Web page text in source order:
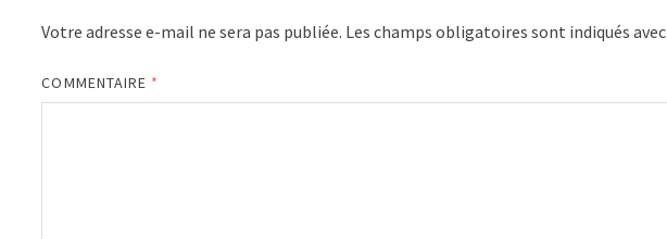
Votre adresse e-mail ne sera pas publiée. Les champs obligatoires sont indiqués avec
COMMENTAIRE *